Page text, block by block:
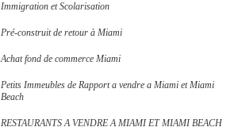
Immigration et Scolarisation
Pré-construit de retour à Miami
Achat fond de commerce Miami
Petits Immeubles de Rapport a vendre a Miami et Miami
Beach
RESTAURANTS A VENDRE A MIAMI ET MIAMI BEACH